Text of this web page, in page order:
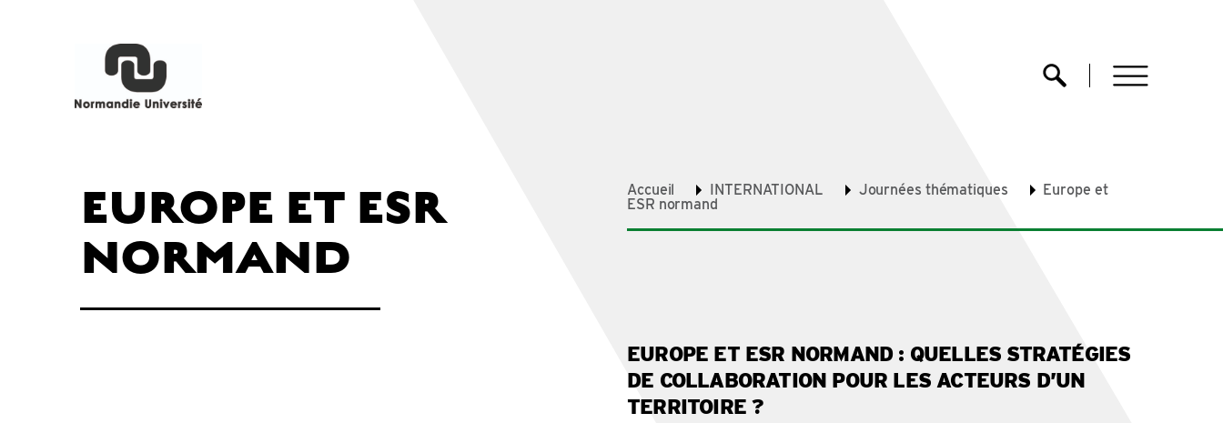
menu
EUROPE ET ESR
NORMAND
Accueil INTERNATIONAL Journées thématiques
Europe et
ESR normand
EUROPE ET ESR NORMAND : QUELLES STRATÉGIES
DE COLLABORATION POUR LES ACTEURS D’UN
TERRITOIRE ?